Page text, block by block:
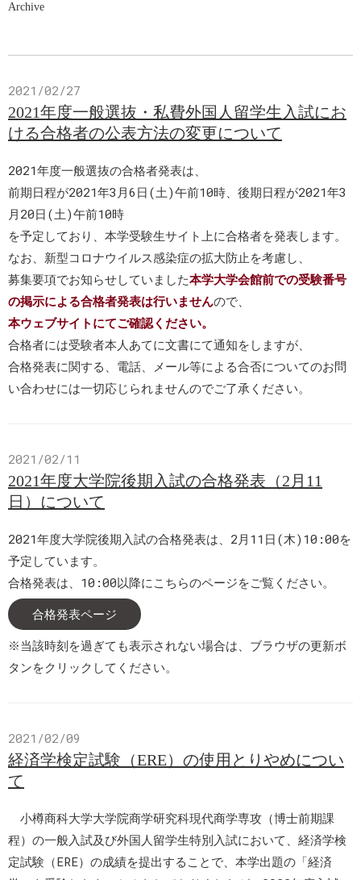
Archive
2021/02/27
2021年度一般選抜・私費外国人留学生入試にお
ける合格者の公表方法の変更について
2021年度一般選抜の合格者発表は、
前期日程が2021年3月6日(土)午前10時、後期日程が2021年3
月20日(土)午前10時
を予定しており、本学受験生サイト上に合格者を発表します。
なお、新型コロナウイルス感染症の拡大防止を考慮し、
募集要項でお知らせしていました本学大学会館前での受験番号
の掲示による合格者発表は行いませんので、
本ウェブサイトにてご確認ください。
合格者には受験者本人あてに文書にて通知をしますが、
合格発表に関する、電話、メール等による合否についてのお問
い合わせには一切応じられませんのでご了承ください。
2021/02/11
2021年度大学院後期入試の合格発表（2月11
日）について
2021年度大学院後期入試の合格発表は、2月11日(木)10:00を
予定しています。
合格発表は、10:00以降にこちらのページをご覧ください。
合格発表ページ
※当該時刻を過ぎても表示されない場合は、ブラウザの更新ボ
タンをクリックしてください。
2021/02/09
経済学検定試験（ERE）の使用とりやめについ
て
小樽商科大学大学院商学研究科現代商学専攻（博士前期課
程）の一般入試及び外国人留学生特別入試において、経済学検
定試験（ERE）の成績を提出することで、本学出題の「経済